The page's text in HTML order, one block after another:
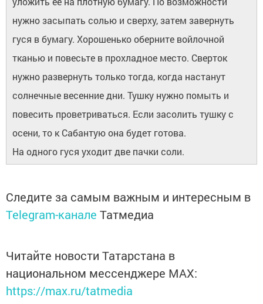
нужно засыпать солью и сверху, затем завернуть
гуся в бумагу. Хорошенько оберните войлочной
тканью и повесьте в прохладное место. Сверток
нужно развернуть только тогда, когда настанут
солнечные весенние дни. Тушку нужно помыть и
повесить проветриваться. Если засолить тушку с
осени, то к Сабантую она будет готова.
На одного гуся уходит две пачки соли.
Следите за самым важным и интересным в
Telegram-канале Татмедиа
Читайте новости Татарстана в
национальном мессенджере MАХ:
https://max.ru/tatmedia